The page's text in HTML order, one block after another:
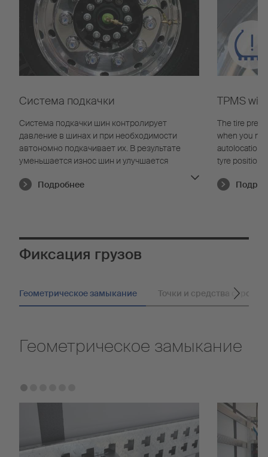
Система подкачки
Система подкачки шин контролирует
давление в шинах и при необходимости
автономно подкачивает их. В результате
уменьшается износ шин и улучшается
Подробнее
TPMS
The tire
when you
autolocation
tyre position.
pressure and
Фиксация грузов
Геометрическое замыкание Точки и средства
Геометрическое замыкание